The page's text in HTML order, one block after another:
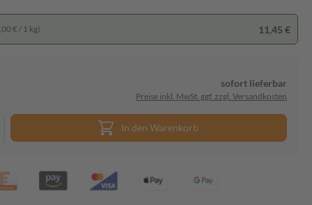
€ / 1 kg) 11,45 €
sofort lieferbar
Preise inkl. MwSt. ggf. zzgl. Versandkosten
In den Warenkorb